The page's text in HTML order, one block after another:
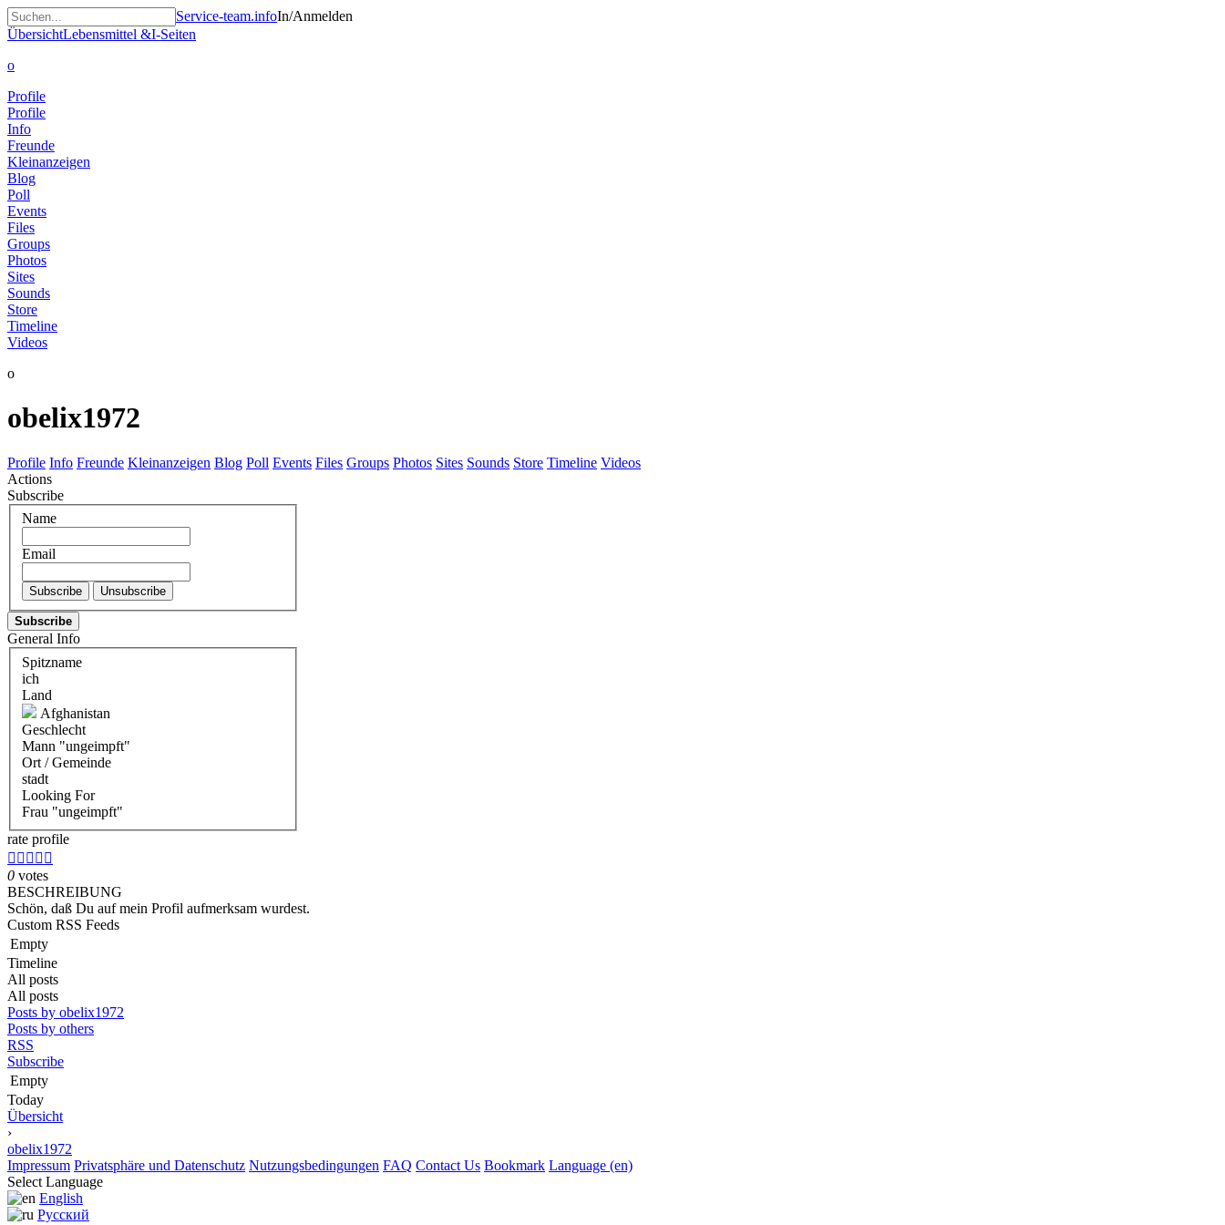
Service-team.infoIn/Anmelden
ÜbersichtLebensmittel &I-Seiten
o
Profile
Profile
Info
Freunde
Kleinanzeigen
Blog
Poll
Events
Files
Groups
Photos
Sites
Sounds
Store
Timeline
Videos
o
obelix1972
Profile Info Freunde Kleinanzeigen Blog Poll Events Files Groups Photos Sites Sounds Store Timeline Videos
Actions
Subscribe
Name
Email
Subscribe
General Info
Spitzname
ich
Land
Afghanistan
Geschlecht
Mann "ungeimpft"
Ort / Gemeinde
stadt
Looking For
Frau "ungeimpft"
rate profile
    
0 votes
BESCHREIBUNG
Schön, daß Du auf mein Profil aufmerksam wurdest.
Custom RSS Feeds
Empty
Timeline
All posts
All posts
Posts by obelix1972
Posts by others
RSS
Subscribe
Empty
Today
Übersicht
›
obelix1972
Impressum Privatsphäre und Datenschutz Nutzungsbedingungen FAQ Contact Us Bookmark Language (en)
Select Language
English
Русский